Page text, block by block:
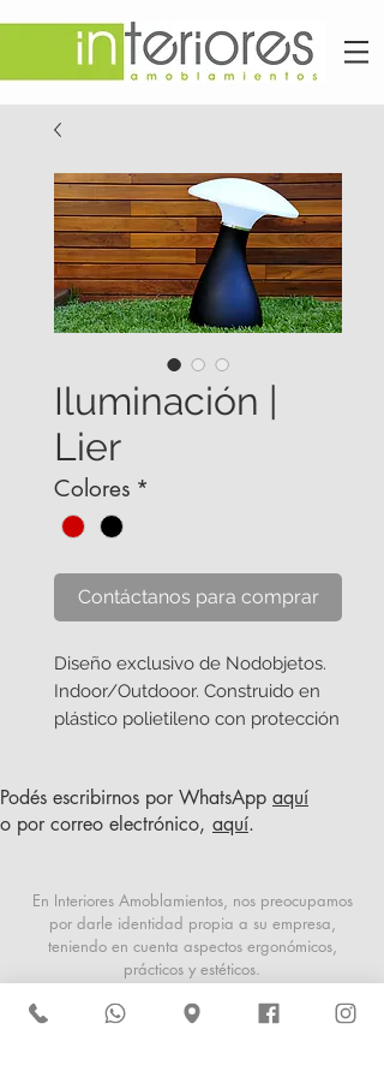
Iluminación |
Lier
Colores *
Contáctanos para comprar
Diseño exclusivo de Nodobjetos.
Indoor/Outdooor. Construido en
plástico polietileno con protección
impacto, material 100% reciclable.
Además, viene una variante con
Podés escribirnos por WhatsApp aquí
o por correo electrónico, aquí.
En Interiores Amoblamientos, nos preocupamos
por darle identidad propia a su empresa,
teniendo en cuenta aspectos ergonómicos,
prácticos y estéticos.
interiores, que responde a las exigencias del